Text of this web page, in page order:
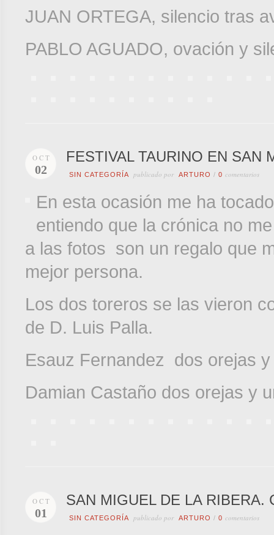
JUAN ORTEGA, silencio tras
PABLO AGUADO, ovación y
OCT
02
FESTIVAL TAURINO EN SAN
SIN CATEGORÍA publicado por ARTURO / 0 comentarios
En esta ocasión me ha
entiendo que la crónica no
a las fotos son un regalo que
mejor persona.
Los dos toreros se las vieron
de D. Luis Palla.
Esauz Fernandez dos orejas y
Damian Castaño dos orejas y
OCT
01
SAN MIGUEL DE LA RIBERA.
SIN CATEGORÍA publicado por ARTURO / 0 comentarios